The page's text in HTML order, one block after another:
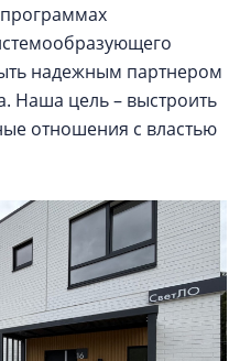
программах
надежным партнером
Наша цель – выстроить
отношения с властью